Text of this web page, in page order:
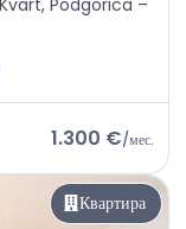
Kvart, Podgorica –
1.300 €/мес.
Квартира